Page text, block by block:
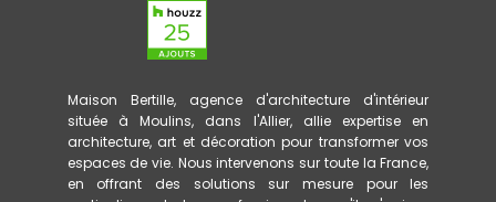
Maison Bertille, agence d'architecture d'intérieur
située à Moulins, dans l'Allier, allie expertise en
architecture, art et décoration pour transformer vos
espaces de vie. Nous intervenons sur toute la France,
en offrant des solutions sur mesure pour les